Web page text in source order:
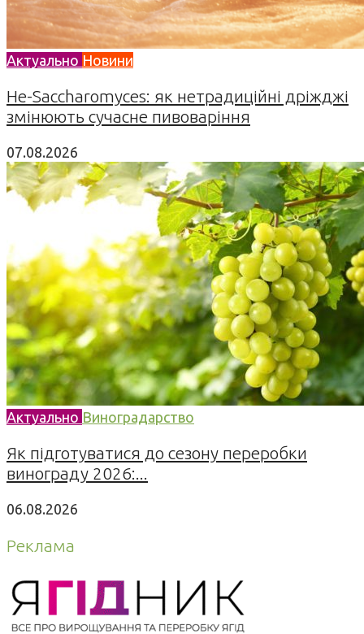
Актуально Новини
Не-Saccharomyces: як нетрадиційні дріжджі
змінюють сучасне пивоваріння
07.08.2026
Актуально Виноградарство
Як підготуватися до сезону переробки
винограду 2026:...
06.08.2026
Реклама